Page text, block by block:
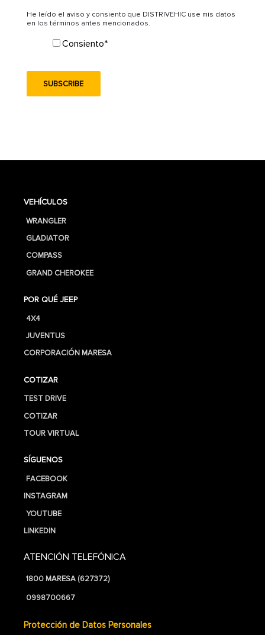
He leído el aviso y consiento que DISTRIVEHIC use mis datos
en los términos antes mencionados.
Consiento*
VEHÍCULOS
WRANGLER
GLADIATOR
COMPASS
GRAND CHEROKEE
POR QUÉ JEEP
4X4
JUVENTUS
CORPORACIÓN MARESA
COTIZAR
TEST DRIVE
COTIZAR
TOUR VIRTUAL
SÍGUENOS
FACEBOOK
INSTAGRAM
YOUTUBE
LINKEDIN
ATENCIÓN TELEFÓNICA
1800 MARESA (627372)
0998700667
Protección de Datos Personales